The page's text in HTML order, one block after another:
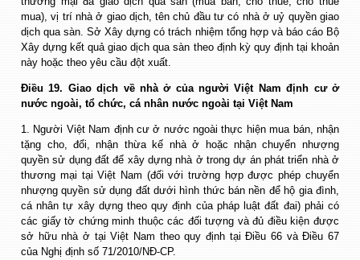
mua), vị trí nhà ở giao dịch, tên chủ đầu tư có nhà ở uỷ quyền giao
dịch qua sàn. Sở Xây dựng có trách nhiệm tổng hợp và báo cáo Bộ
Xây dựng kết quả giao dịch qua sàn theo định kỳ quy định tại khoản
này hoặc theo yêu cầu đột xuất.
Điều 19. Giao dịch về nhà ở của người Việt Nam định cư ở
nước ngoài, tổ chức, cá nhân nước ngoài tại Việt Nam
1. Người Việt Nam định cư ở nước ngoài thực hiện mua bán, nhận
tặng cho, đổi, nhận thừa kế nhà ở hoặc nhận chuyển nhượng
quyền sử dụng đất để xây dựng nhà ở trong dự án phát triển nhà ở
thương mại tại Việt Nam (đối với trường hợp được phép chuyển
nhượng quyền sử dụng đất dưới hình thức bán nền để hộ gia đình,
cá nhân tự xây dựng theo quy định của pháp luật đất đai) phải có
các giấy tờ chứng minh thuộc các đối tượng và đủ điều kiện được
sở hữu nhà ở tại Việt Nam theo quy định tại Điều 66 và Điều 67
của Nghị định số 71/2010/NĐ-CP.